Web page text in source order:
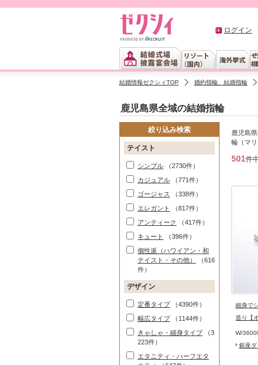
ログイン
結婚情報ゼクシィTOP 婚約指輪、結婚指輪
鹿児島県全域の結婚指輪
鹿児島
輪（マ
501件
細身で
造り【
W/
銀座ダ
絞り込み検索
テイスト
シンプル （2730件）
カジュアル （771件）
ゴージャス
（338件）
エレガント
（817件）
アンティーク
（417件）
キュート
（396件）
個性派（ハワイアン・和
テイスト・その他）
（616
件）
デザイン
定番タイプ（4390件）
幅広タイプ（1144件）
きゃしゃ・細身タイプ（3
223件）
エタニティ・ハーフエタ